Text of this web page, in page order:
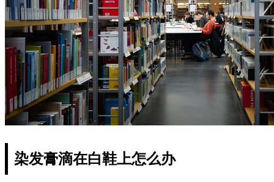
染发膏滴在白鞋上怎么办